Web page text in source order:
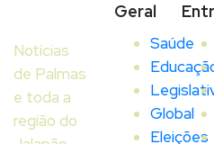
Notícias
de Palmas
e toda a
região do
Geral
Saúde
Global
Eleições